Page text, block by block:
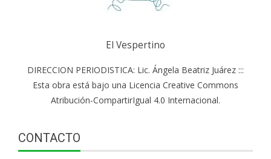
El Vespertino
DIRECCION PERIODISTICA: Lic. Ángela Beatriz Juárez :::
Esta obra está bajo una Licencia Creative Commons
Atribución-CompartirIgual 4.0 Internacional.
CONTACTO